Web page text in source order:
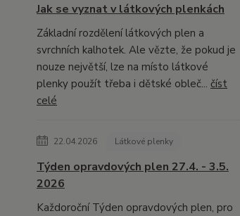
Jak se vyznat v látkových plenkách
Základní rozdělení látkových plen a
svrchních kalhotek. Ale vězte, že pokud je
nouze největší, lze na místo látkové
plenky použít třeba i dětské obleč... číst
celé
22.04.2026 Látkové plenky
Týden opravdových plen 27.4. - 3.5.
2026
Každoroční Týden opravdových plen, pro